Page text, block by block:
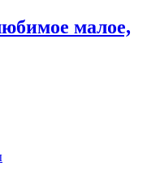
малое,